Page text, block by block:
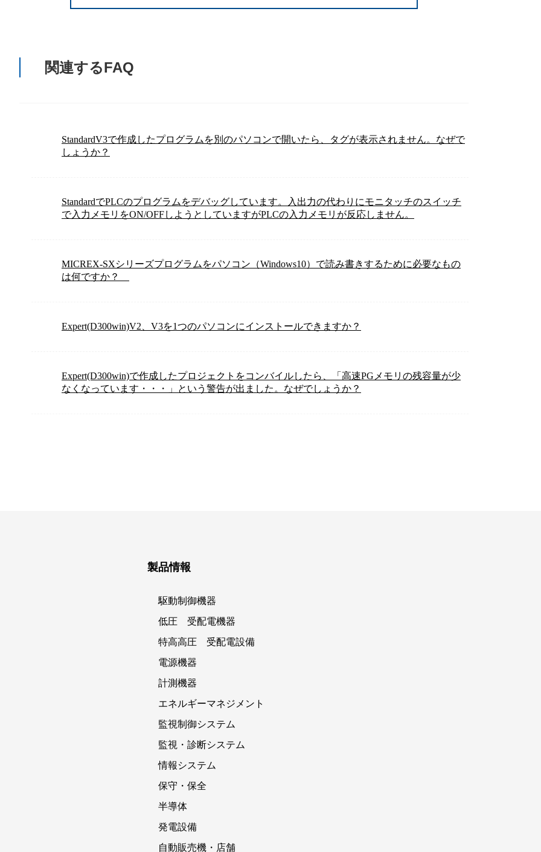
関連するFAQ
StandardV3で作成したプログラムを別のパソコンで開いたら、タグが表示されません。なぜで
しょうか？
StandardでPLCのプログラムをデバッグしています。入出力の代わりにモニタッチのスイッチ
で入力メモリをON/OFFしようとしていますがPLCの入力メモリが反応しません。
MICREX-SXシリーズプログラムをパソコン（Windows10）で読み書きするために必要なもの
は何ですか？
Expert(D300win)V2、V3を1つのパソコンにインストールできますか？
Expert(D300win)で作成したプロジェクトをコンバイルしたら、「高速PGメモリの残容量が少
なくなっています・・・」という警告が出ました。なぜでしょうか？
製品情報
駆動制御機器
低圧 受配電機器
特高高圧 受配電設備
電源機器
計測機器
エネルギーマネジメント
監視制御システム
監視・診断システム
情報システム
保守・保全
半導体
発電設備
自動販売機・店舗